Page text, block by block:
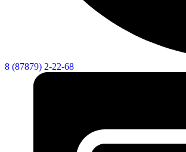
8 (87879) 2-22-68